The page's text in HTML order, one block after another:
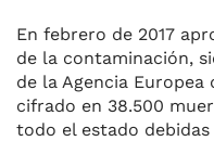
En febrero de 2017
de la contaminación,
de la Agencia
cifrado en 38.500
todo el estado